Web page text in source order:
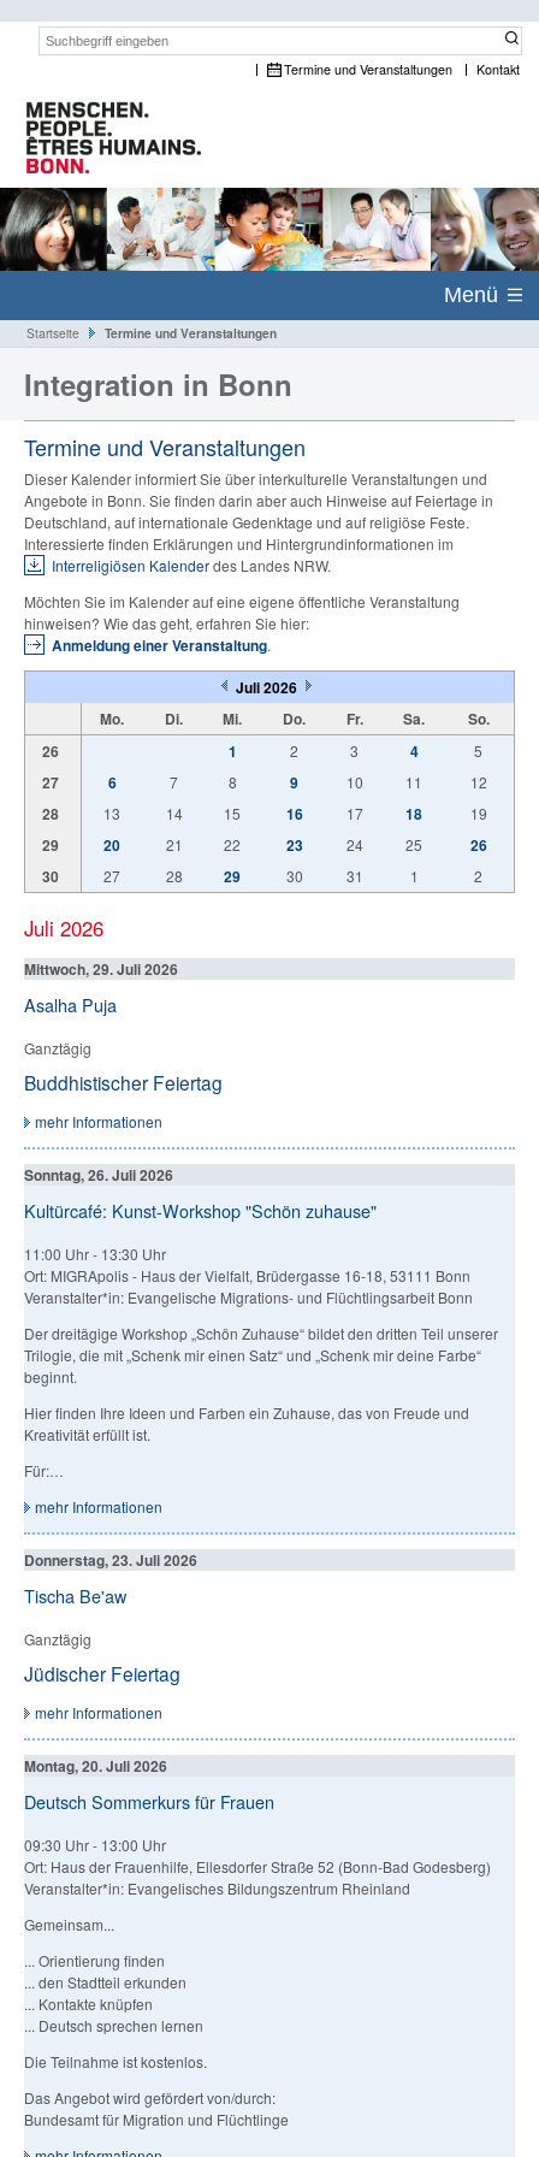
Suchwort:
Termine und Veranstaltungen Kontakt
Menü
Startseite Termine und Veranstaltungen
Integration in Bonn
Termine und Veranstaltungen
Dieser Kalender informiert Sie über interkulturelle Veranstaltungen und
Angebote in Bonn. Sie finden darin aber auch Hinweise auf Feiertage in
Deutschland, auf internationale Gedenktage und auf religiöse Feste.
Interessierte finden Erklärungen und Hintergrundinformationen im
Interreligiösen Kalenderdes Landes NRW.
Möchten Sie im Kalender auf eine eigene öffentliche Veranstaltung
hinweisen? Wie das geht, erfahren Sie hier:
Anmeldung einer Veranstaltung.
Juli 2026
Mo.
Di. Mi. Do. Fr. Sa.
So.
26
1 2 3 4 5
27 6 7 8 9 10 11 12
28 13 14 15 16 17 18 19
29 20 21 22 23 24 25
26
30
27 28 29 30 31 1 2
Juli 2026
Mittwoch, 29. Juli 2026
Asalha Puja
Ganztägig
Buddhistischer Feiertag
mehr Informationen
Sonntag, 26. Juli 2026
Kultürcafé: Kunst-Workshop "Schön zuhause"
11:00 Uhr- 13:30 Uhr
Ort: MIGRApolis - Haus der Vielfalt, Brüdergasse 16-18, 53111 Bonn
Veranstalter*in: Evangelische Migrations- und Flüchtlingsarbeit Bonn
Der dreitägige Workshop „Schön Zuhause“ bildet den dritten Teil unserer
Trilogie, die mit „Schenk mir einen Satz“ und „Schenk mir deine Farbe“
beginnt.
Hier finden Ihre Ideen und Farben ein Zuhause, das von Freude und
Kreativität erfüllt ist.
Für:…
mehr Informationen
Donnerstag, 23. Juli 2026
Tischa Be'aw
Ganztägig
Jüdischer Feiertag
mehr Informationen
Montag, 20. Juli 2026
Deutsch Sommerkurs für Frauen
09:30 Uhr- 13:00 Uhr
Ort: Haus der Frauenhilfe, Ellesdorfer Straße 52 (Bonn-Bad Godesberg)
Veranstalter*in: Evangelisches Bildungszentrum Rheinland
Gemeinsam...
... Orientierung finden
... den Stadtteil erkunden
... Kontakte knüpfen
... Deutsch sprechen lernen
Die Teilnahme ist kostenlos.
Das Angebot wird gefördert von/durch:
Bundesamt für Migration und Flüchtlinge